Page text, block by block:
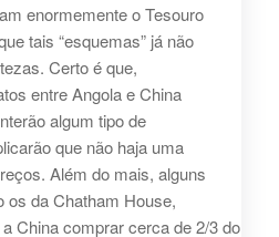
enormemente o Tesouro
tais “esquemas” já não
Certo é que,
entre Angola e China
algum tipo de
que não haja uma
Além do mais, alguns
os da Chatham House,
China comprar cerca de 2/3 do